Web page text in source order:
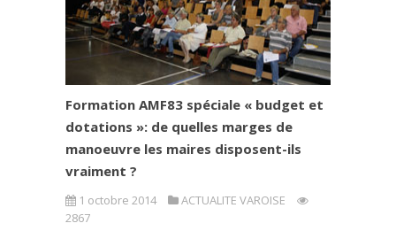
Formation AMF83 spéciale « budget et
dotations »: de quelles marges de
manoeuvre les maires disposent-ils
vraiment ?
1 octobre 2014
ACTUALITE VAROISE
2867